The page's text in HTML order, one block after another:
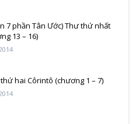
7 phần Tân Ước) Thư thứ nhất
13 – 16)
hai Côrintô (chương 1 – 7)